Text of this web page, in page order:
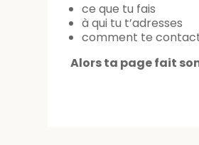
ce que tu fais
à qui tu t’adresses
comment te
Alors ta page fait